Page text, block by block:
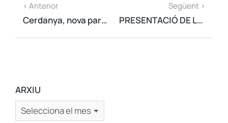
< Anterior
Cerdanya, nova parada de l’exposició sobre els 10 anys de l’AMI
Següent >
PRESENTACIÓ DE LA DIADA 2022, A TOCAR DEL CINQUÈ ANIVERSARI DE L'1 D'OCTUBRE
ARXIU